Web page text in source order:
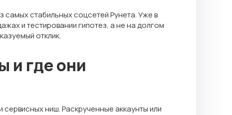
самых стабильных соцсетей Рунета. Уже в
и тестировании гипотез, а не на долгом
отклик.
и где они
ниш. Раскрученные аккаунты или